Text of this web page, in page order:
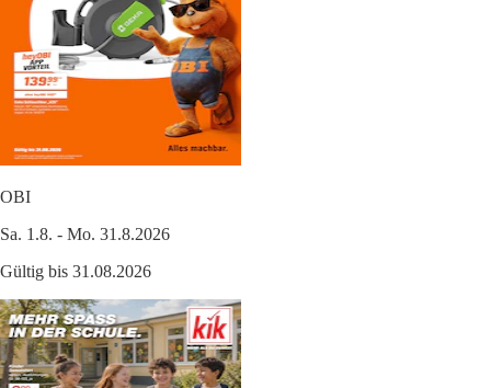
OBI
Sa. 1.8. - Mo. 31.8.2026
Gültig bis 31.08.2026